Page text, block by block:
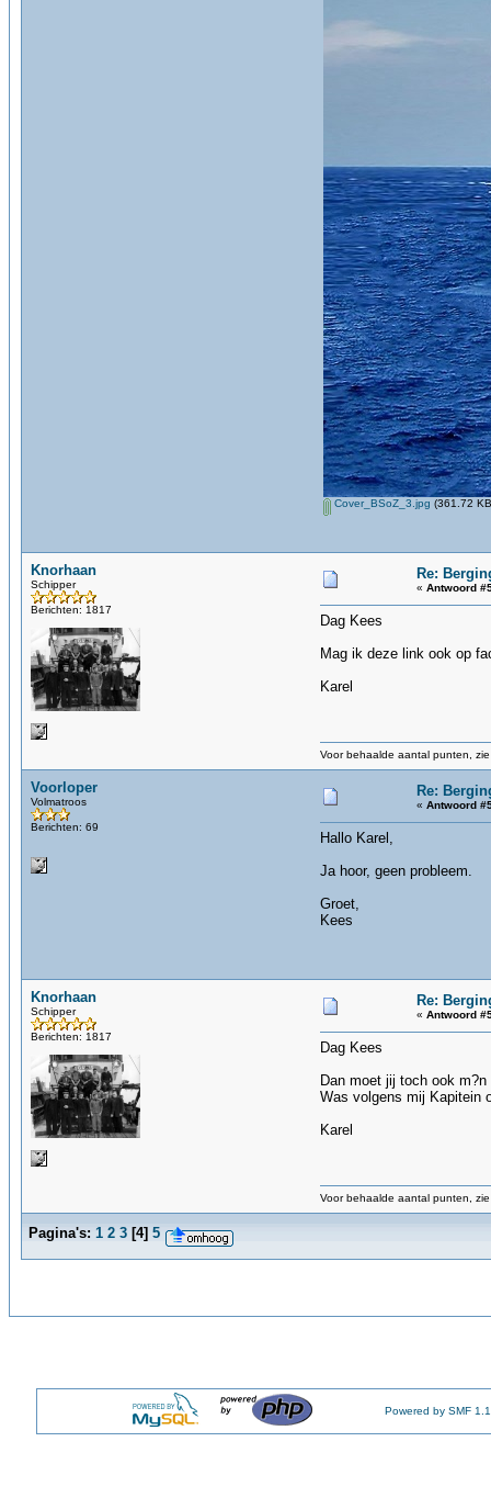
Cover_BSoZ_3.jpg (361.72
Knorhaan
Schipper
Berichten: 1817
Re:
« Antwoord
Dag Kees
Mag ik deze link ook op
Karel
Voor behaalde aantal punten,
Voorloper
Volmatroos
Berichten: 69
Re:
« Antwoord
Hallo Karel,
Ja hoor, geen probleem.
Groet,
Kees
Knorhaan
Schipper
Berichten: 1817
Re:
« Antwoord
Dag Kees
Dan moet jij toch ook
Was volgens mij Kapitein
Karel
Voor behaalde aantal punten,
Pagina's: 1 2 3 [4] 5
Powered by SMF